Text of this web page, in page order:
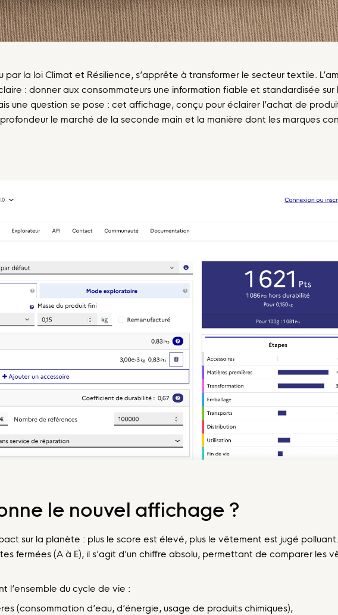
la loi Climat et Résilience, s’apprête à transformer le secteur textile.
: donner aux consommateurs une information fiable et standardisée sur
une question se pose : cet affichage, conçu pour éclairer l’achat de
le marché de la seconde main et la manière dont les marques
le nouvel affichage ?
sur la planète : plus le score est élevé, plus le vêtement est jugé polluant.
fermées (A à E), il s’agit d’un chiffre absolu, permettant de comparer les
l’ensemble du cycle de vie :
(consommation d’eau, d’énergie, usage de produits chimiques),